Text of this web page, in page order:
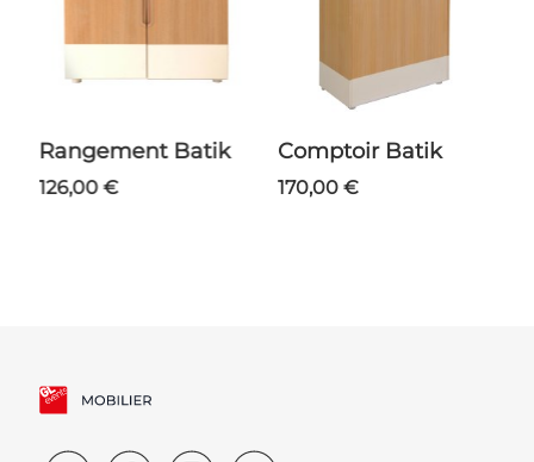
Rangement Batik
126,00 €
Comptoir Batik
170,00 €